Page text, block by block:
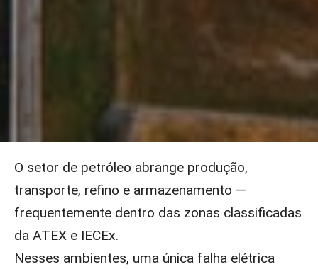
O setor de petróleo abrange produção,
transporte, refino e armazenamento —
frequentemente dentro das zonas classificadas
da ATEX e IECEx.
Nesses ambientes, uma única falha elétrica